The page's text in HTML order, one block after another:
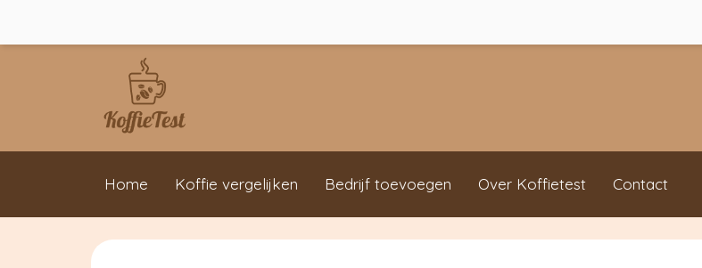
Home Koffie vergelijken Bedrijf toevoegen Over Koffietest Contact